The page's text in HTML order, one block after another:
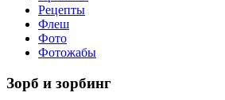
Рецепты
Флеш
Фото
Фотожабы
Зорб и зорбинг